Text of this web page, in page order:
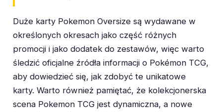
Duże karty Pokemon Oversize są wydawane w
określonych okresach jako część różnych
promocji i jako dodatek do zestawów, więc warto
śledzić oficjalne źródła informacji o Pokémon TCG,
aby dowiedzieć się, jak zdobyć te unikatowe
karty. Warto również pamiętać, że kolekcjonerska
scena Pokemon TCG jest dynamiczna, a nowe